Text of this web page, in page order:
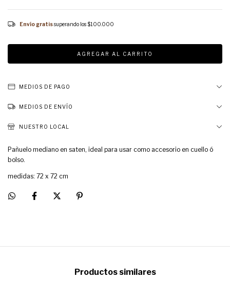
Envío gratissuperando los$100.000
MEDIOS DE PAGO
MEDIOS DE ENVÍO
NUESTRO LOCAL
Pañuelo mediano en saten, ideal para usar como accesorio en cuello ó
bolso.
medidas: 72 x 72 cm
Productos similares